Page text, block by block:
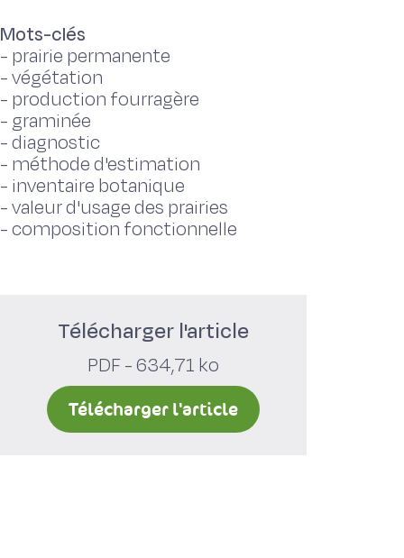
Mots-clés
- prairie permanente
-végétation
- production fourragère
- graminée
-diagnostic
- méthode d'estimation
- inventaire botanique
-valeur d'usage des prairies
-composition fonctionnelle
Télécharger l'article
PDF - 634,71 ko
Télécharger l'article